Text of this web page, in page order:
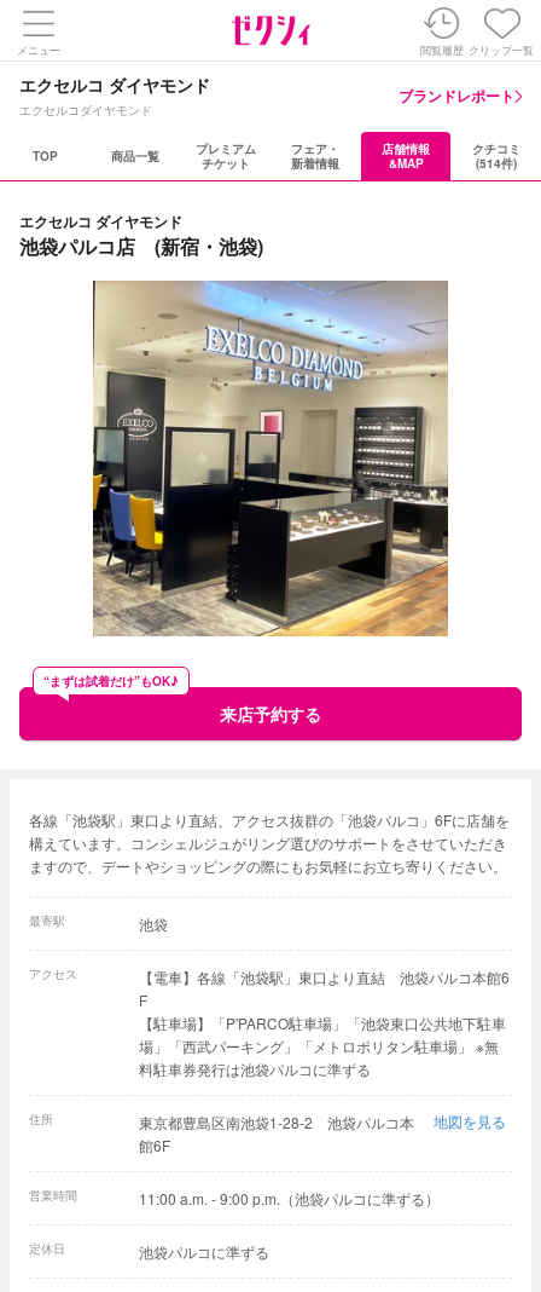
メニュー 閲覧履歴 クリップ一覧
エクセルコ ダイヤモンド
エクセルコダイヤモンド
ブランドレポート
TOP 商品一覧
プレミアム
チケット
フェア・
新着情報
店舗情報
&MAP
クチコミ
(514件)
エクセルコ ダイヤモンド
池袋パルコ店 (新宿・池袋)
来店予約する
“まずは試着だけ”もOK♪
各線「池袋駅」東口より直結、アクセス抜群の「池袋パルコ」6Fに店舗を
構えています。コンシェルジュがリング選びのサポートをさせていただき
ますので、デートやショッピングの際にもお気軽にお立ち寄りください。
最寄駅 池袋
アクセス
【電車】各線「池袋駅」東口より直結 池袋パルコ本館6
F
【駐車場】「P'PARCO駐車場」「池袋東口公共地下駐車
場」「西武パーキング」「メトロポリタン駐車場」 ※無
料駐車券発行は池袋パルコに準ずる
住所
東京都豊島区南池袋1-28-2 池袋パルコ本
館6F
地図を見る
営業時間 11:00 a.m. - 9:00 p.m.（池袋パルコに準ずる）
定休日 池袋パルコに準ずる